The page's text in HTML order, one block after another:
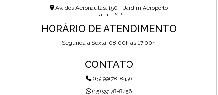
Av. dos Aeronautas, 150 - Jardim Aeroporto
Tatuí - SP
HORÁRIO DE ATENDIMENTO
Segunda a Sexta: 08:00h às 17:00h
CONTATO
(15) 99178-8456
(15) 99178-8456